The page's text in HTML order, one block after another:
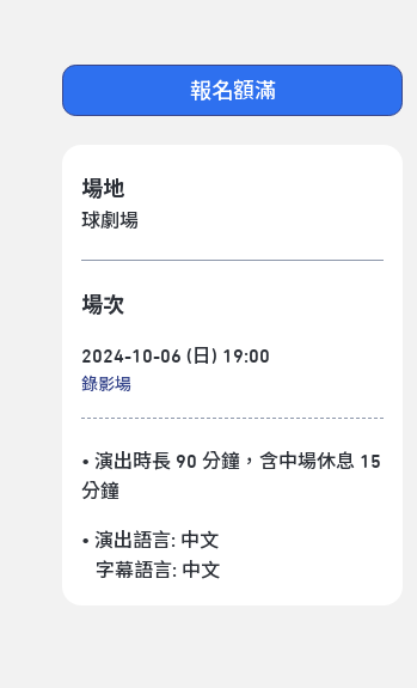
報名額滿
場地
球劇場
場次
2024-10-06 (日) 19:00
錄影場
• 演出時長 90 分鐘 ，含中場休息 15
分鐘
• 演出語言: 中文
字幕語言: 中文